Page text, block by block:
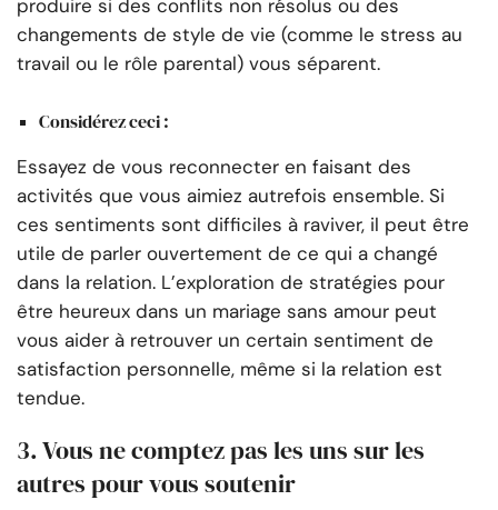
produire si des conflits non résolus ou des
changements de style de vie (comme le stress au
travail ou le rôle parental) vous séparent.
Considérez ceci :
Essayez de vous reconnecter en faisant des
activités que vous aimiez autrefois ensemble. Si
ces sentiments sont difficiles à raviver, il peut être
utile de parler ouvertement de ce qui a changé
dans la relation. L’exploration de stratégies pour
être heureux dans un mariage sans amour peut
vous aider à retrouver un certain sentiment de
satisfaction personnelle, même si la relation est
tendue.
3. Vous ne comptez pas les uns sur les
autres pour vous soutenir